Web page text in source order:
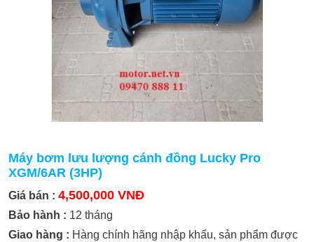
Máy bơm lưu lượng cánh đồng Lucky Pro
XGM/6AR (3HP)
Giá bán : 4,500,000 VNĐ
Bảo hành : 12 tháng
Giao hàng : Hàng chính hãng nhập khẩu, sản phẩm được